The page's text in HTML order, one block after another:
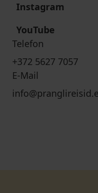
Instagram
YouTube
Telefon
+372 5627 7057
E-Mail